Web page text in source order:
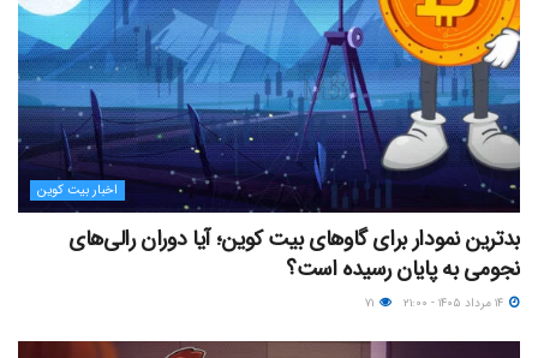
اخبار بیت کوین
بدترین نمودار برای گاوهای بیت کوین؛ آیا دوران رالی‌های
نجومی به پایان رسیده است؟